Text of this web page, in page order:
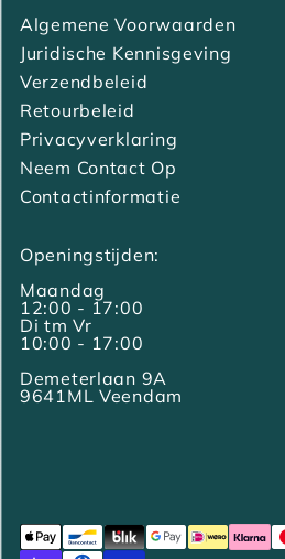
Algemene Voorwaarden
Juridische Kennisgeving
Verzendbeleid
Retourbeleid
Privacyverklaring
Neem Contact Op
Contactinformatie
Openingstijden:
Maandag
12:00 - 17:00
Di tm Vr
10:00 - 17:00
Demeterlaan 9A
9641ML Veendam